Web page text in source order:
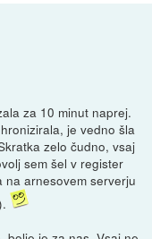
za 10 minut naprej.
je vedno šla
zelo čudno, vsaj
sem šel v register
arnesovem serverju